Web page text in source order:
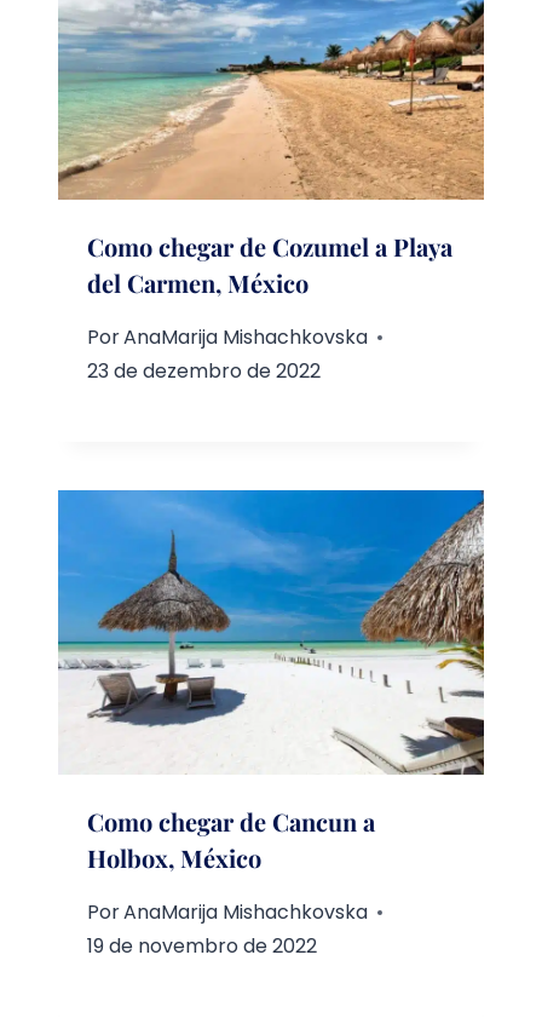
Como chegar de Cozumel a Playa
del Carmen, México
PorAnaMarija Mishachkovska
23 de dezembro de 2022
Como chegar de Cancun a
Holbox, México
PorAnaMarija Mishachkovska
19 de novembro de 2022